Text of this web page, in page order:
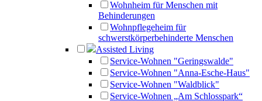
Wohnheim für Menschen mit
Behinderungen
Wohnpflegeheim für
schwerstkörperbehinderte Menschen
Assisted Living
Service-Wohnen "Geringswalde"
Service-Wohnen "Anna-Esche-Haus"
Service-Wohnen "Waldblick"
Service-Wohnen „Am Schlosspark“